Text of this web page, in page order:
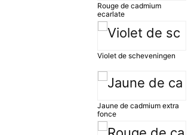
Rouge de cadmium
ecarlate
Violet de scheveningen
Jaune de cadmium extra
fonce